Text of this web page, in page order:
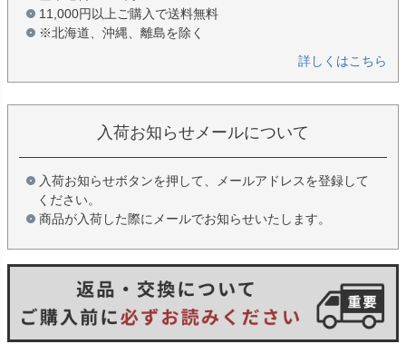
11,000円以上ご購入で送料無料
※北海道、沖縄、離島を除く
詳しくはこちら
入荷お知らせメールについて
入荷お知らせボタンを押して、メールアドレスを登録して
ください。
商品が入荷した際にメールでお知らせいたします。